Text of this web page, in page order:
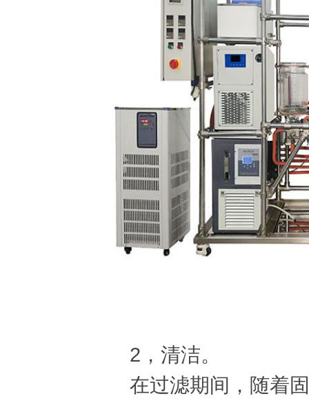
2，清洁。
在过滤期间，随着固